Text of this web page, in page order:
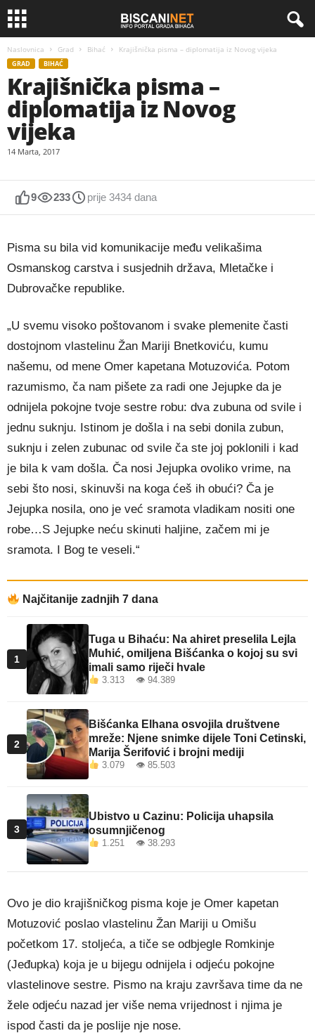
Naslovnica Grad Bihać Krajišnička pisma – diplomatija iz Novog vijeka
GRAD BIHAĆ
Krajišnička pisma –
diplomatija iz Novog
vijeka
14 Marta, 2017
9 233 prije 3434 dana
Pisma su bila vid komunikacije među velikašima
Osmanskog carstva i susjednih država, Mletačke i
Dubrovačke republike.
„U svemu visoko poštovanom i svake plemenite časti
dostojnom vlastelinu Žan Mariji Bnetkoviću, kumu
našemu, od mene Omer kapetana Motuzovića. Potom
razumismo, ča nam pišete za radi one Jejupke da je
odnijela pokojne tvoje sestre robu: dva zubuna od svile i
jednu suknju. Istinom je došla i na sebi donila zubun,
suknju i zelen zubunac od svile ča ste joj poklonili i kad
je bila k vam došla. Ča nosi Jejupka ovoliko vrime, na
sebi što nosi, skinuvši na koga ćeš ih obući? Ča je
Jejupka nosila, ono je već sramota vladikam nositi one
robe…S Jejupke neću skinuti haljine, začem mi je
sramota. I Bog te veseli.“
Najčitanije zadnjih 7 dana
1
Tuga u Bihaću: Na ahiret preselila Lejla
Muhić, omiljena Bišćanka o kojoj su svi
imali samo riječi hvale
3.313 👁 94.389
2
Bišćanka Elhana osvojila društvene
mreže: Njene snimke dijele Toni Cetinski,
Marija Šerifović i brojni mediji
3.079 👁 85.503
3
Ubistvo u Cazinu: Policija uhapsila
osumnjičenog
1.251 👁 38.293
Ovo je dio krajišničkog pisma koje je Omer kapetan
Motuzović poslao vlastelinu Žan Mariji u Omišu
početkom 17. stoljeća, a tiče se odbjegle Romkinje
(Jeđupka) koja je u bijegu odnijela i odjeću pokojne
vlastelinove sestre. Pismo na kraju završava time da ne
žele odjeću nazad jer više nema vrijednost i njima je
ispod časti da je poslije nje nose.